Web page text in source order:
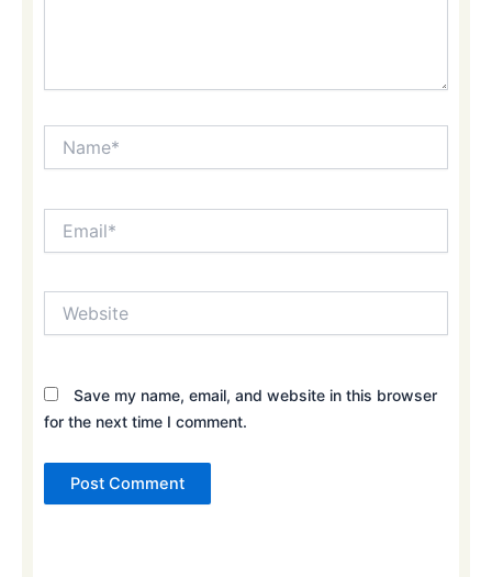
Save my name, email, and website in this browser
for the next time I comment.